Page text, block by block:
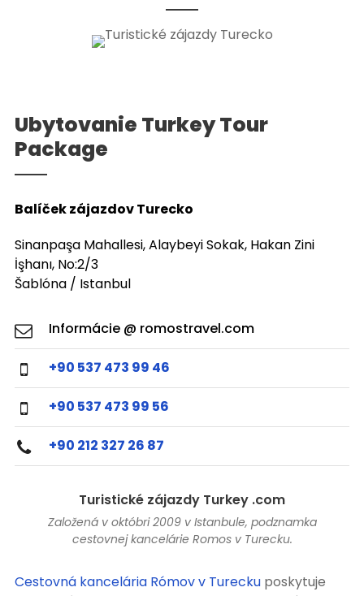
Ubytovanie Turkey Tour
Package
Balíček zájazdov Turecko
Sinanpaşa Mahallesi, Alaybeyi Sokak, Hakan Zini
İşhanı, No:2/3
Šablóna / Istanbul
Informácie @ romostravel.com
+90 537 473 99 46
+90 537 473 99 56
+90 212 327 26 87
Turistické zájazdy Turkey .com
Založená v októbri 2009 v Istanbule, podznamka
cestovnej kancelárie Romos v Turecku.
Cestovná kancelária Rómov v Turecku poskytuje